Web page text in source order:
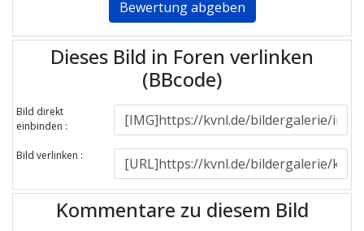
Dieses Bild in Foren verlinken
(BBcode)
Bild direkt
einbinden :
Bild verlinken :
Kommentare zu diesem Bild